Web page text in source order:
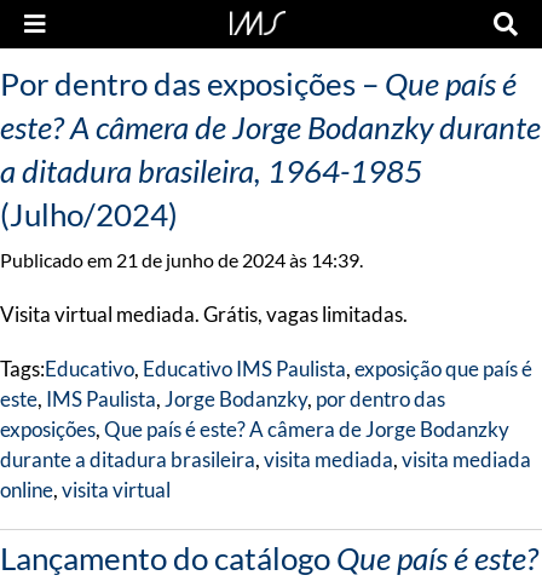
Por dentro das exposições – Que país é
este? A câmera de Jorge Bodanzky durante
a ditadura brasileira, 1964-1985
(Julho/2024)
Publicado em 21 de junho de 2024 às 14:39.
Visita virtual mediada. Grátis, vagas limitadas.
Tags:Educativo, Educativo IMS Paulista,exposição que país é
este, IMS Paulista, Jorge Bodanzky, por dentro das
exposições,Que país é este? A câmera de Jorge Bodanzky
durante a ditadura brasileira,visita mediada,visita mediada
online,visita virtual
Lançamento do catálogoQue país é este?